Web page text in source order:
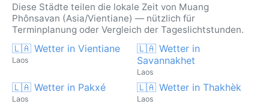
Diese Städte teilen die lokale Zeit von Muang
Phônsavan (Asia/Vientiane) — nützlich für
Terminplanung oder Vergleich der Tageslichtstunden.
🇱🇦 Wetter in Vientiane
Laos
🇱🇦 Wetter in
Savannakhet
Laos
🇱🇦 Wetter in Pakxé
Laos
🇱🇦 Wetter in Thakhèk
Laos